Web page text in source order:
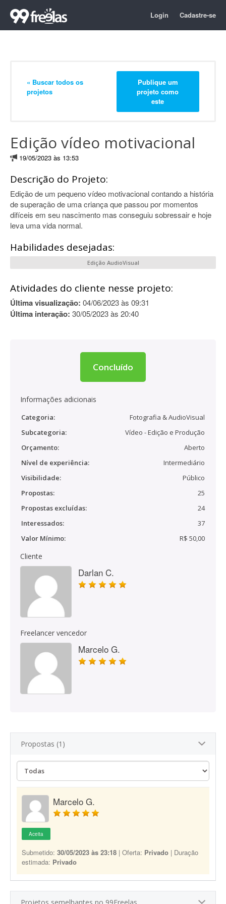
Login Cadastre-se
« Buscar todos os
projetos
Publique um
projeto como
este
Edição vídeo motivacional
19/05/2023 às 13:53
Descrição do Projeto:
Edição de um pequeno vídeo motivacional contando a história
de superação de uma criança que passou por momentos
difíceis em seu nascimento mas conseguiu sobressair e hoje
leva uma vida normal.
Habilidades desejadas:
Edição AudioVisual
Atividades do cliente nesse projeto:
Última visualização: 04/06/2023 às 09:31
Última interação: 30/05/2023 às 20:40
Concluído
Informações adicionais
Categoria:
Fotografia & AudioVisual
Subcategoria:
Vídeo - Edição e Produção
Orçamento:
Aberto
Nível de experiência:
Intermediário
Visibilidade:
Público
Propostas:
25
Propostas excluídas:
24
Interessados:
37
Valor Mínimo:
R$ 50,00
Cliente
Darlan C.
Freelancer vencedor
Marcelo G.
Propostas (1)
Marcelo G.
Aceita
Submetido: 30/05/2023 às 23:18 | Oferta: Privado | Duração
estimada: Privado